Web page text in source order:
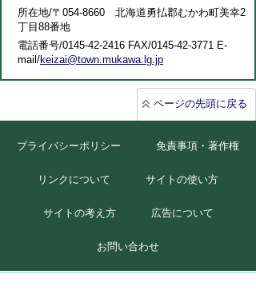
所在地/〒054-8660 北海道勇払郡むかわ町美幸2
丁目88番地
電話番号/0145-42-2416 FAX/0145-42-3771 E-
mail/keizai@town.mukawa.lg.jp
ページの先頭に戻る
プライバシーポリシー 免責事項・著作権
リンクについて サイトの使い方
サイトの考え方 広告について
お問い合わせ